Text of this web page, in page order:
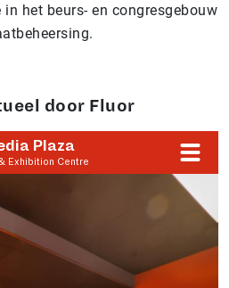
het beurs- en congresgebouw
door Fluor